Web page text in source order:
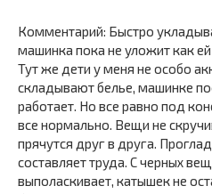
Комментарий: Быстро
машинка пока не уложит как
Тут же дети у меня не особо
складывают белье, машинке
работает. Но все равно под
все нормально. Вещи не
прячутся друг в друга.
составляет труда. С черных
выполаскивает, катышек не